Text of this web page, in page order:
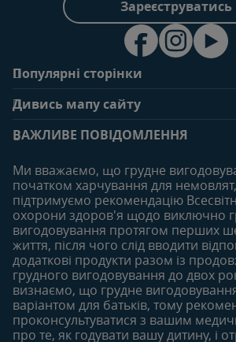
Зареєструватись
Популярні сторінки
Поширені запитання
Особистий
Придбати
Наші бренди
Безкоштовні тестування
Дивись мапу сайту
Статті
Статті
6-12 місяців
Статті
Продукти
12-18
Статті
Продукти
18-24 місяців
Статті
Продукти
ВАЖЛИВЕ ПОВІДОМЛЕННЯ
Ми вважаємо, що грудне
початком харчування для
підтримуємо рекомендацію
охорони здоров'я щодо виключно
вигодовування протягом перших
життя, після чого слід вводити
додаткові продукти разом із
грудного вигодовування до двох
визнаємо, що грудне
варіантом для батьків, тому
проконсультуватися з вашим
про те, як годувати вашу дитину, і